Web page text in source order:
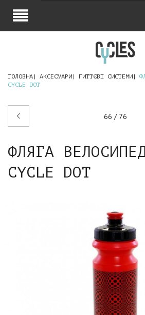
ГОЛОВНА АКСЕСУАРИ ПИТТЄВІ СИСТЕМИ
CYCLE DOT
66 / 76
ФЛЯГА
CYCLE DOT